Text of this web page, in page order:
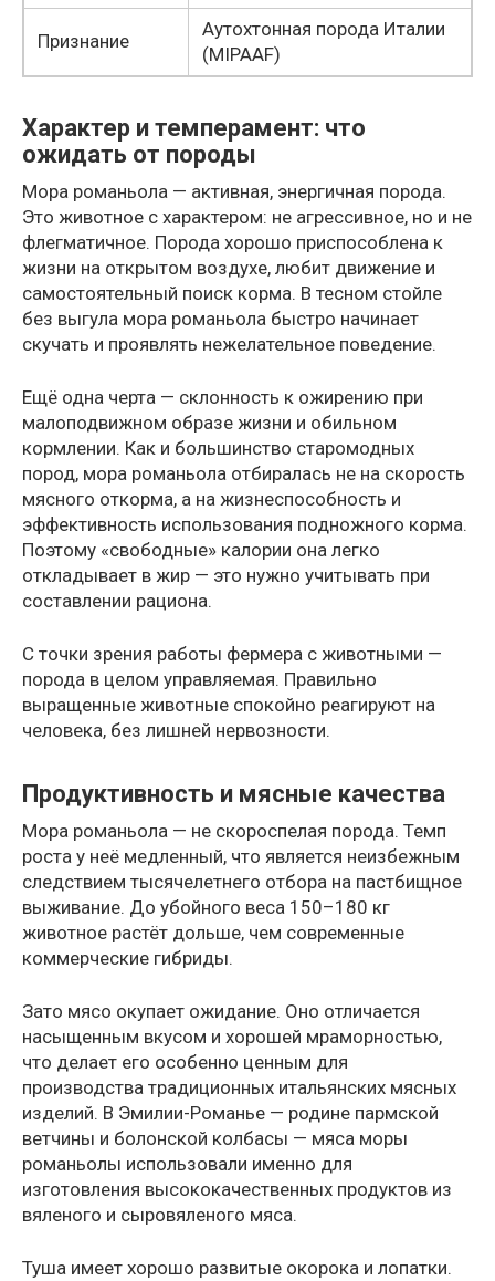
Признание
Аутохтонная порода Италии
(MIPAAF)
Характер и темперамент: что
ожидать от породы
Мора романьола — активная, энергичная порода.
Это животное с характером: не агрессивное, но и не
флегматичное. Порода хорошо приспособлена к
жизни на открытом воздухе, любит движение и
самостоятельный поиск корма. В тесном стойле
без выгула мора романьола быстро начинает
скучать и проявлять нежелательное поведение.
Ещё одна черта — склонность к ожирению при
малоподвижном образе жизни и обильном
кормлении. Как и большинство старомодных
пород, мора романьола отбиралась не на скорость
мясного откорма, а на жизнеспособность и
эффективность использования подножного корма.
Поэтому «свободные» калории она легко
откладывает в жир — это нужно учитывать при
составлении рациона.
С точки зрения работы фермера с животными —
порода в целом управляемая. Правильно
выращенные животные спокойно реагируют на
человека, без лишней нервозности.
Продуктивность и мясные качества
Мора романьола — не скороспелая порода. Темп
роста у неё медленный, что является неизбежным
следствием тысячелетнего отбора на пастбищное
выживание. До убойного веса 150–180 кг
животное растёт дольше, чем современные
коммерческие гибриды.
Зато мясо окупает ожидание. Оно отличается
насыщенным вкусом и хорошей мраморностью,
что делает его особенно ценным для
производства традиционных итальянских мясных
изделий. В Эмилии-Романье — родине пармской
ветчины и болонской колбасы — мяса моры
романьолы использовали именно для
изготовления высококачественных продуктов из
вяленого и сыровяленого мяса.
Туша имеет хорошо развитые окорока и лопатки.